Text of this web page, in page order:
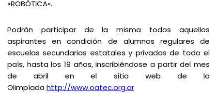
«ROBÓTICA».
Podrán participar de la misma todos aquellos
aspirantes en condición de alumnos regulares de
escuelas secundarias estatales y privadas de todo el
país, hasta los 19 años, inscribiéndose a partir del mes
de abril en el sitio web de la
Olimpíadahttp://www.oatec.org.ar